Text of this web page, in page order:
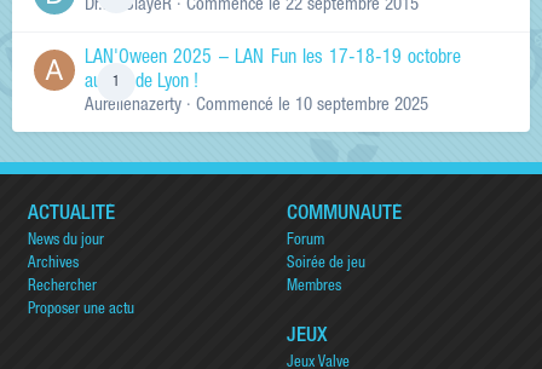
Dr.KinSlayeR · Commencé le 22 septembre 2015
LAN'Oween 2025 – LAN Fun les 17-18-19 octobre
au sud de Lyon !
Aurelienazerty · Commencé le 10 septembre 2025
ACTUALITÉ
News du jour
Archives
Rechercher
Proposer une actu
COMMUNAUTÉ
Forum
Soirée de jeu
Membres
JEUX
Jeux Valve